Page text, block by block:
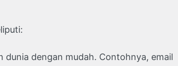
dengan mudah. Contohnya, email